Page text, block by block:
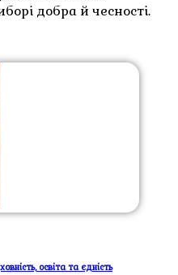
добра й чесності.
освіта та єдність